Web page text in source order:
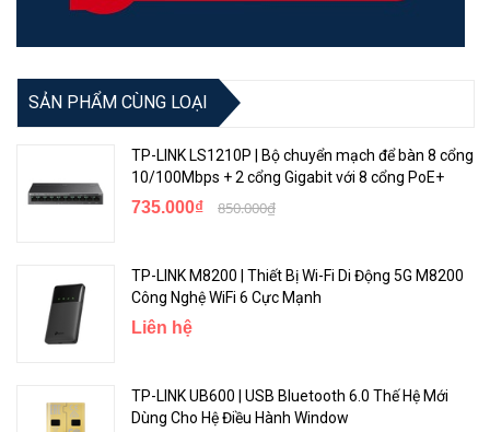
SẢN PHẨM CÙNG LOẠI
TP-LINK LS1210P | Bộ chuyển mạch để bàn 8 cổng
10/100Mbps + 2 cổng Gigabit với 8 cổng PoE+
735.000₫ 850.000₫
TP-LINK M8200 | Thiết Bị Wi-Fi Di Động 5G M8200
Công Nghệ WiFi 6 Cực Mạnh
Liên hệ
TP-LINK UB600 | USB Bluetooth 6.0 Thế Hệ Mới
Dùng Cho Hệ Điều Hành Window